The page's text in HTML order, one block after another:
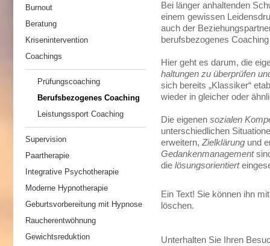
Burnout
Beratung
Krisenintervention
Coachings
Prüfungscoaching
Berufsbezogenes Coaching
Leistungssport Coaching
Supervision
Paartherapie
Integrative Psychotherapie
Moderne Hypnotherapie
Geburtsvorbereitung mit Hypnose
Raucherentwöhnung
Gewichtsreduktion
Bei länger anhaltenden
einem gewissen
auch der
berufsbezogenes
Hier geht es darum, die
haltungen zu überprüfen
sich bereits „Klassiker“
wieder in gleicher oder
Die eigenen sozialen
unterschiedlichen
erweitern, Zielklärung und
Gedankenmanagement
die lösungsorientiert
Ein Text! Sie können ihn
löschen.
Unterhalten Sie Ihren